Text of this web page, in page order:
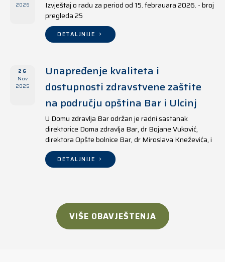
2026
Izvještaj o radu za period od 15. febrauara 2026. - broj
pregleda 25
DETALJNIJE
26
Nov
2025
Unapređenje kvaliteta i
dostupnosti zdravstvene zaštite
na području opština Bar i Ulcinj
U Domu zdravlja Bar održan je radni sastanak
direktorice Doma zdravlja Bar, dr Bojane Vuković,
direktora Opšte bolnice Bar, dr Miroslava Kneževića, i
direktora Doma zdravlja Ulcinj, Kreshnika Mustafe.
DETALJNIJE
VIŠE OBAVJEŠTENJA